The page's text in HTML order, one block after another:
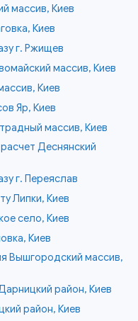
массив, Киев
Киев
г. Ржищев
массив, Киев
Киев
Яр, Киев
массив, Киев
Деснянский
г. Переяслав
Липки, Киев
село, Киев
Киев
Вышгородский массив,
район, Киев
район, Киев